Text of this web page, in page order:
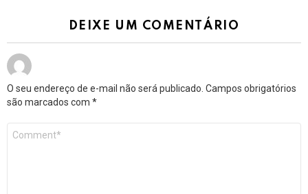
DEIXE UM COMENTÁRIO
O seu endereço de e-mail não será publicado. Campos obrigatórios
são marcados com *